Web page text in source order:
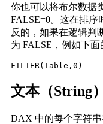
你也可以将布尔数据
FALSE=0。这在排序
反的，如果在逻辑判
为 FALSE，例如下
FILTER(Table,0)
文本（String）
DAX 中的每个字符串